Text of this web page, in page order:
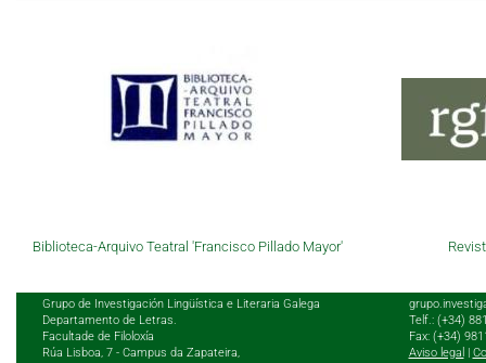
Biblioteca-Arquivo Teatral 'Francisco Pillado Mayor'
Grupo de Investigación Lingüística e Literaria Galega
Departamento de Letras.
Facultade de Filoloxía
Rúa Lisboa, 7 - Campus da Zapateira,
Telf.: (+34)
Fax: (+34)
Aviso legal |